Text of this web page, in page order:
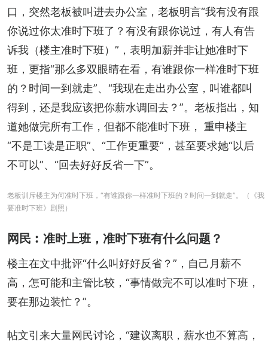
口，突然老板被叫进去办公室，老板明言“我有没有跟
你说过你太准时下班了？有没有跟你说过，有人有告
诉我（楼主准时下班）”，表明加薪并非让她准时下
班，更指“那么多双眼睛在看，有谁跟你一样准时下班
的？时间一到就走”、“我现在走出办公室，叫谁都叫
得到，还是我应该把你薪水调回去？”。老板指出，知
道她做完所有工作，但都不能准时下班， 重申楼主
“不是工读是正职”、“工作更重要”，甚至要求她“以后
不可以”、“回去好好反省一下”。
老板训斥楼主为何准时下班，“有谁跟你一样准时下班的？时间一到就走”。（《我
要准时下班》剧照）
网民︰准时上班，准时下班有什么问题？
楼主在文中批评“什么叫好好反省？”，自己月薪不
高，怎可能和主管比较，“事情做完不可以准时下班，
要在那边装忙？”。
帖文引来大量网民讨论，“建议离职，薪水也不算高，